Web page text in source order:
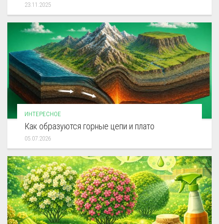
23.11.2025
ИНТЕРЕСНОЕ
Как образуются горные цепи и плато
05.07.2026